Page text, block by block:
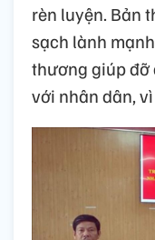
rèn luyện. Bản
sạch lành
thương giúp đỡ
với nhân dân,